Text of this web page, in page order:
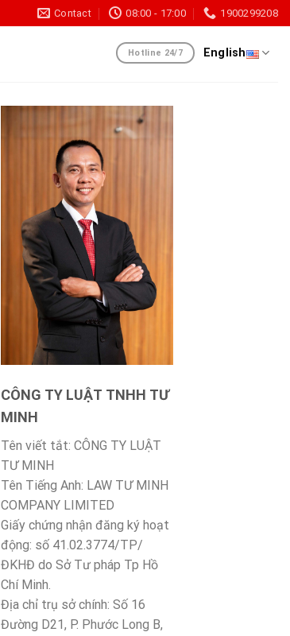
Contact 08:00 - 17:00 1900299208
Hotline 24/7 English
CÔNG TY LUẬT TNHH TƯ
MINH
Tên viết tắt: CÔNG TY LUẬT
TƯ MINH
Tên Tiếng Anh: LAW TƯ MINH
COMPANY LIMITED
Giấy chứng nhận đăng ký hoạt
động: số 41.02.3774/TP/
ĐKHĐ do Sở Tư pháp Tp Hồ
Chí Minh.
Địa chỉ trụ sở chính: Số 16
Đường D21, P. Phước Long B,